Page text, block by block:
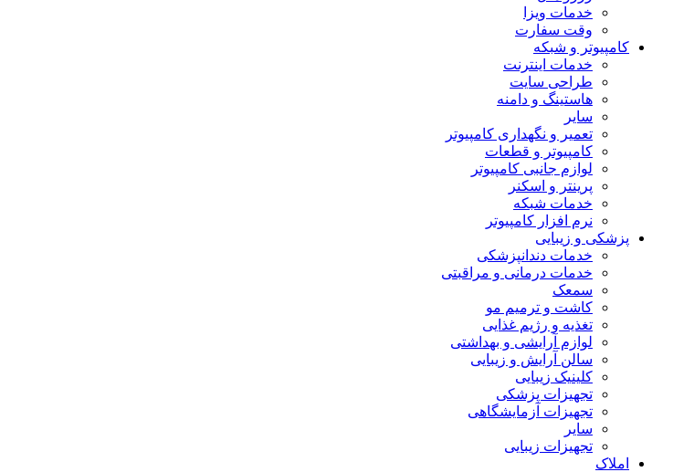
خدمات ویزا
وقت سفارت
کامپیوتر و شبکه
خدمات اینترنت
طراحی سایت
هاستینگ و دامنه
سایر
تعمیر و نگهداری کامپیوتر
کامپیوتر و قطعات
لوازم جانبی کامپیوتر
پرینتر و اسکنر
خدمات شبکه
نرم افزار کامپیوتر
پزشکی و زیبایی
خدمات دندانپزشکی
خدمات درمانی و مراقبتی
سمعک
کاشت و ترمیم مو
تغذیه و رژیم غذایی
لوازم آرایشی و بهداشتی
سالن آرایش و زیبایی
کلینیک زیبایی
تجهیزات پزشکی
تجهیزات آزمایشگاهی
سایر
تجهیزات زیبایی
املاک